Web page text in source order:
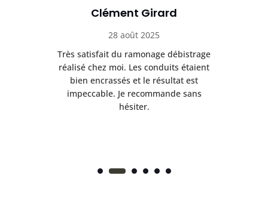
Clément Girard
28 août 2025
Très satisfait du ramonage débistrage
réalisé chez moi. Les conduits étaient
bien encrassés et le résultat est
impeccable. Je recommande sans
hésiter.